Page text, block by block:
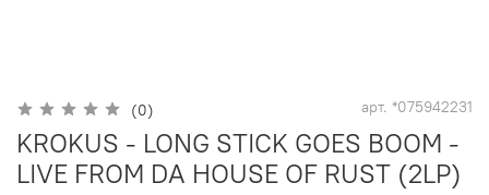
(0) арт. *075942231
KROKUS - LONG STICK GOES BOOM -
LIVE FROM DA HOUSE OF RUST (2LP)